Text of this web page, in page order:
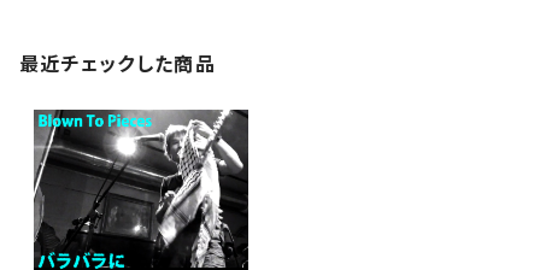
最近チェックした商品